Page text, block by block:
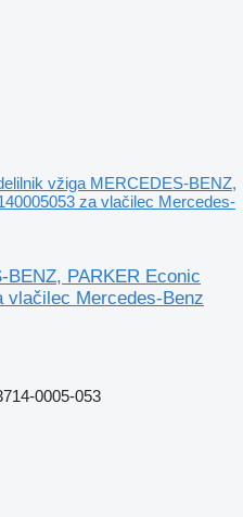
vžiga MERCEDES-BENZ,
za vlačilec Mercedes-
PARKER Econic
vlačilec Mercedes-Benz
0005-053